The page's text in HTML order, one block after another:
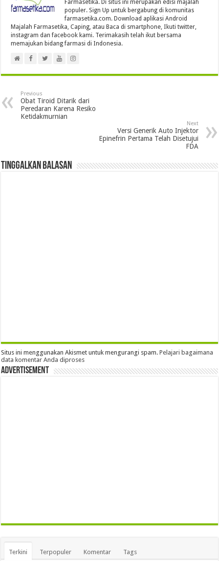
Farmasetika. Di situs ini merupakan edisi majalah
populer. Sign Up untuk bergabung di komunitas
farmasetika.com. Download aplikasi Android
Majalah Farmasetika, Caping, atau Baca di smartphone, Ikuti twitter,
instagram dan facebook kami. Terimakasih telah ikut bersama
memajukan bidang farmasi di Indonesia.
Previous
Obat Tiroid Ditarik dari
Peredaran Karena Resiko
Ketidakmurnian
Next
Versi Generik Auto Injektor
Epinefrin Pertama Telah Disetujui
FDA
Tinggalkan Balasan
Situs ini menggunakan Akismet untuk mengurangi spam.Pelajari bagaimana
data komentar Anda diproses
Advertisement
Terkini Terpopuler Komentar Tags